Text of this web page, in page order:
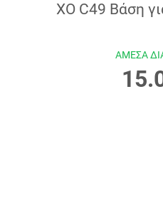
XO C49 Βάση
ΑΜΕΣΑ